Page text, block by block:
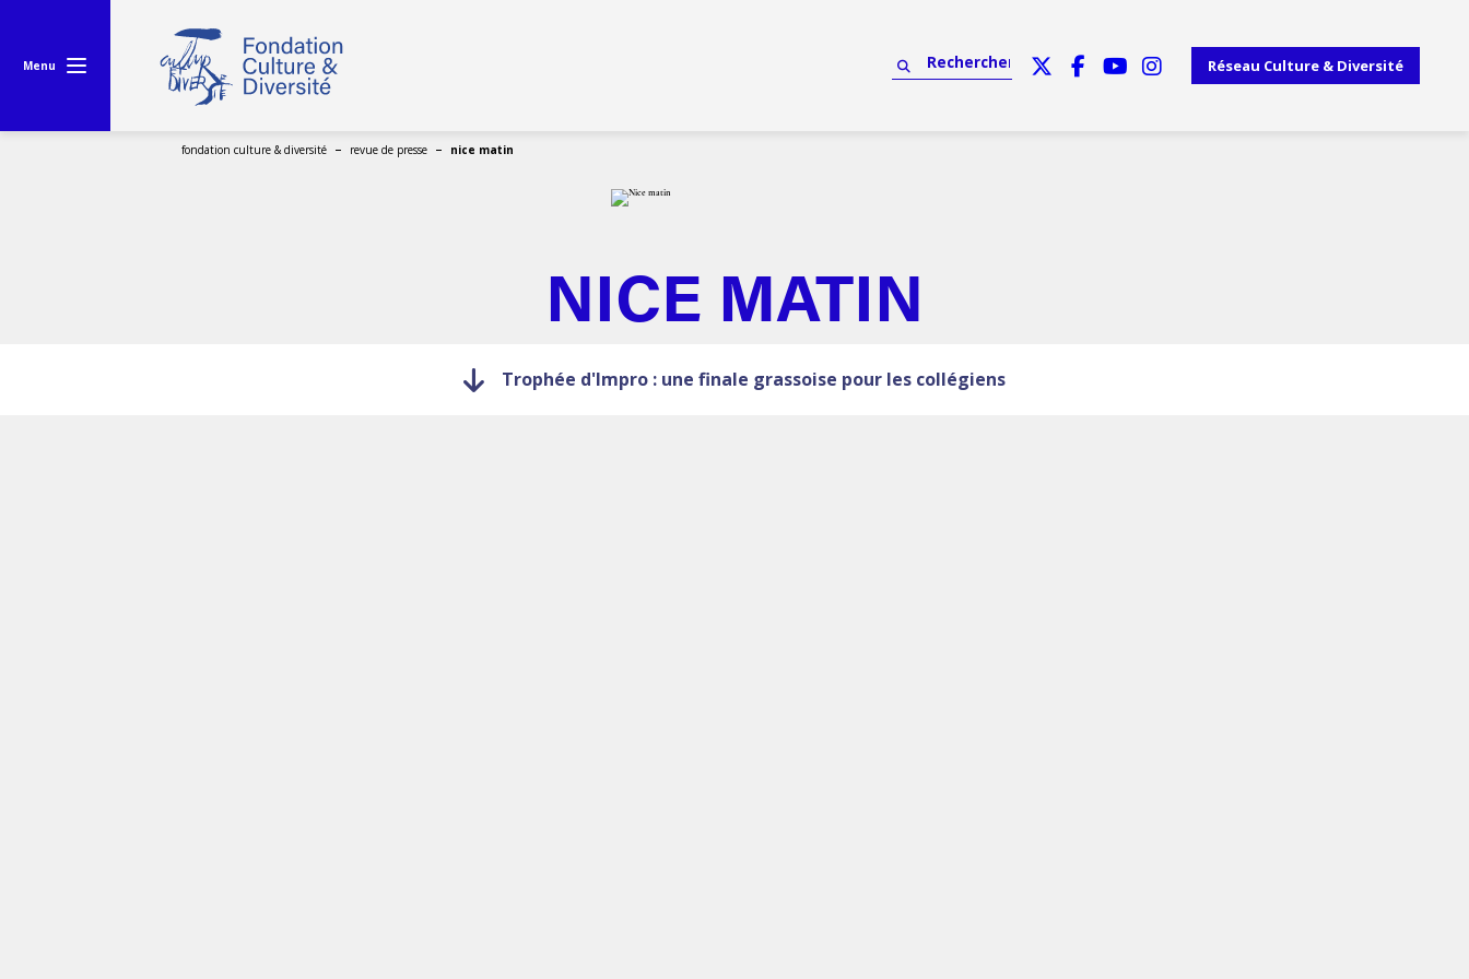
Menu Réseau Culture & Diversité
fondation culture & diversité revue de presse nice matin
NICE MATIN
Trophée d'Impro : une finale grassoise pour les collégiens